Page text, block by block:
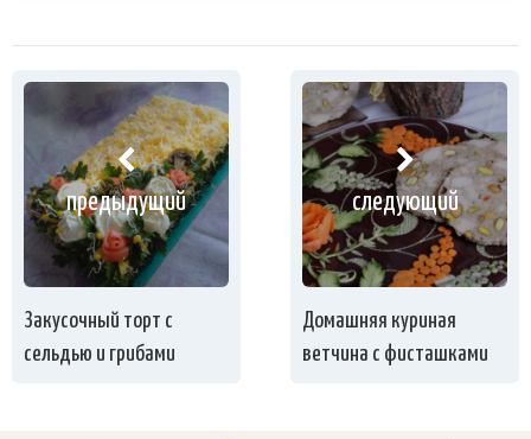
предыдущий
Закусочный торт с
сельдью и грибами
следующий
Домашняя куриная
ветчина с фисташками